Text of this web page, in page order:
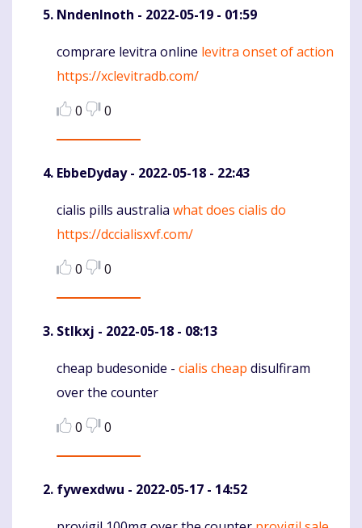
NndenInoth - 2022-05-19 - 01:59
Komentaras
comprare levitra online levitra onset of action
https://xclevitradb.com/
0
0
EbbeDyday- 2022-05-18 - 22:43
Komentaras
cialis pills australia what does cialis do
https://dccialisxvf.com/
0
0
Stlkxj - 2022-05-18 - 08:13
Komentaras
cheap budesonide - cialis cheap disulfiram
over the counter
0
0
fywexdwu - 2022-05-17 - 14:52